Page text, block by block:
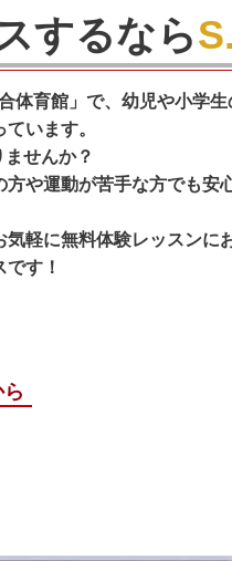
するなら
体育館」 で、幼児や小学生
います。
せんか？
や運動が苦手な方でも安
軽に無料体験レッスンに
す！